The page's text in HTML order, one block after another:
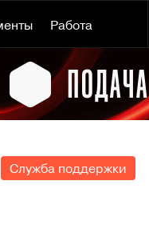
Работа
Служба поддержки